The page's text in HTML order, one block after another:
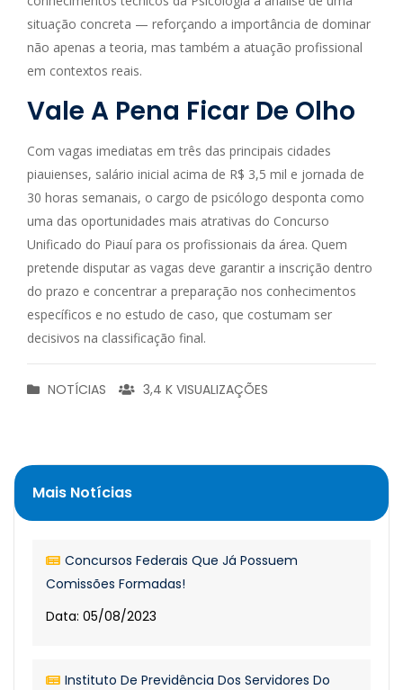
situação concreta — reforçando a importância de dominar
não apenas a teoria, mas também a atuação profissional
em contextos reais.
Vale A Pena Ficar De Olho
Com vagas imediatas em três das principais cidades
piauienses, salário inicial acima de R$ 3,5 mil e jornada de
30 horas semanais, o cargo de psicólogo desponta como
uma das oportunidades mais atrativas do Concurso
Unificado do Piauí para os profissionais da área. Quem
pretende disputar as vagas deve garantir a inscrição dentro
do prazo e concentrar a preparação nos conhecimentos
específicos e no estudo de caso, que costumam ser
decisivos na classificação final.
NOTÍCIAS 3,4 K VISUALIZAÇÕES
Mais Notícias
Concursos Federais Que Já Possuem
Comissões Formadas!
Data: 05/08/2023
Instituto De Previdência Dos Servidores Do